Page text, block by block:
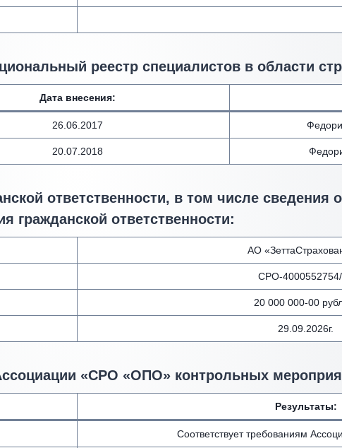
реестр специалистов в области
Дата внесения:
26.06.2017
20.07.2018
ответственности, в том числе сведения
гражданской ответственности:
АО
СРО-
20 000 000-00
29.09.2026г.
«СРО «ОПО» контрольных
Результаты:
Соответствует требованиям